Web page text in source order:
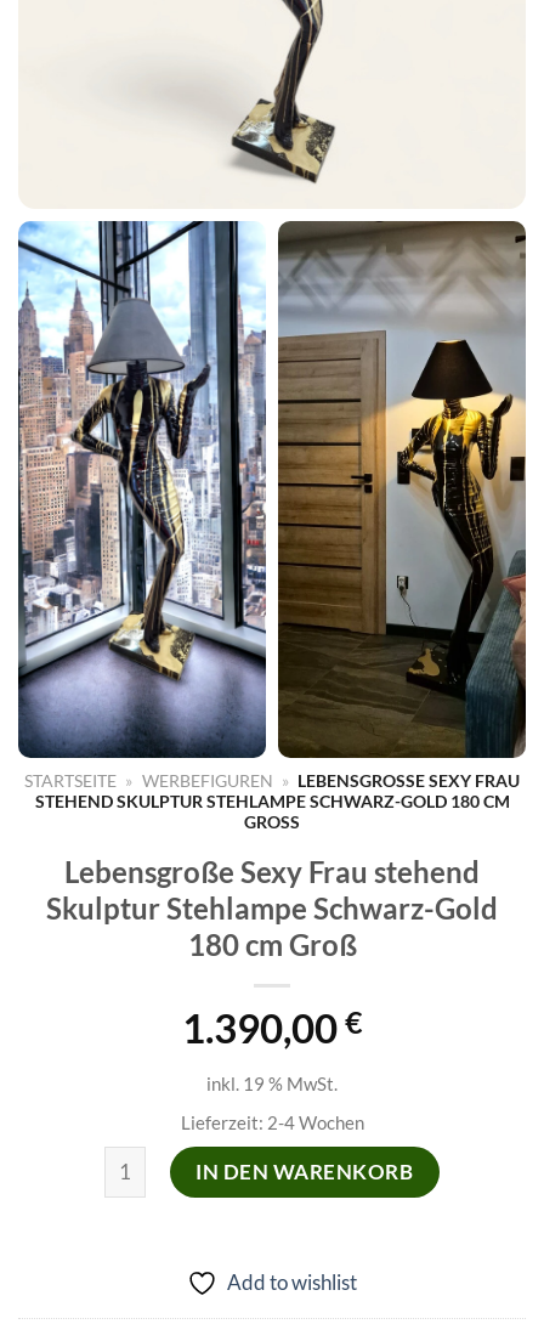
STARTSEITE » WERBEFIGUREN » LEBENSGROSSE SEXY FRAU S
TEHEND SKULPTUR STEHLAMPE SCHWARZ-GOLD 180 CM G
ROSS
Lebensgroße Sexy Frau stehend
Skulptur Stehlampe Schwarz-Gold
180 cm Groß
1.390,00 €
inkl. 19 % MwSt.
Lieferzeit: 2-4 Wochen
Lebensgroße Sexy Frau stehend Skulptur
IN DEN WARENKORB
Add to wishlist